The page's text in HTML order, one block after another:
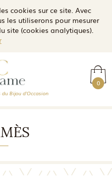
cookies sur ce site. Avec
les utiliserons pour mesurer
site (cookies analytiques).
0
Bijou d'Occasion